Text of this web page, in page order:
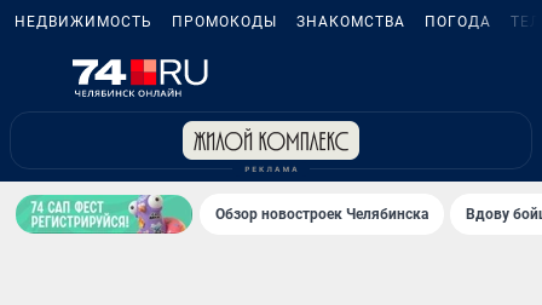
НЕДВИЖИМОСТЬ ПРОМОКОДЫ ЗНАКОМСТВА ПОГОДА
Обзор новостроек Челябинска Вдову